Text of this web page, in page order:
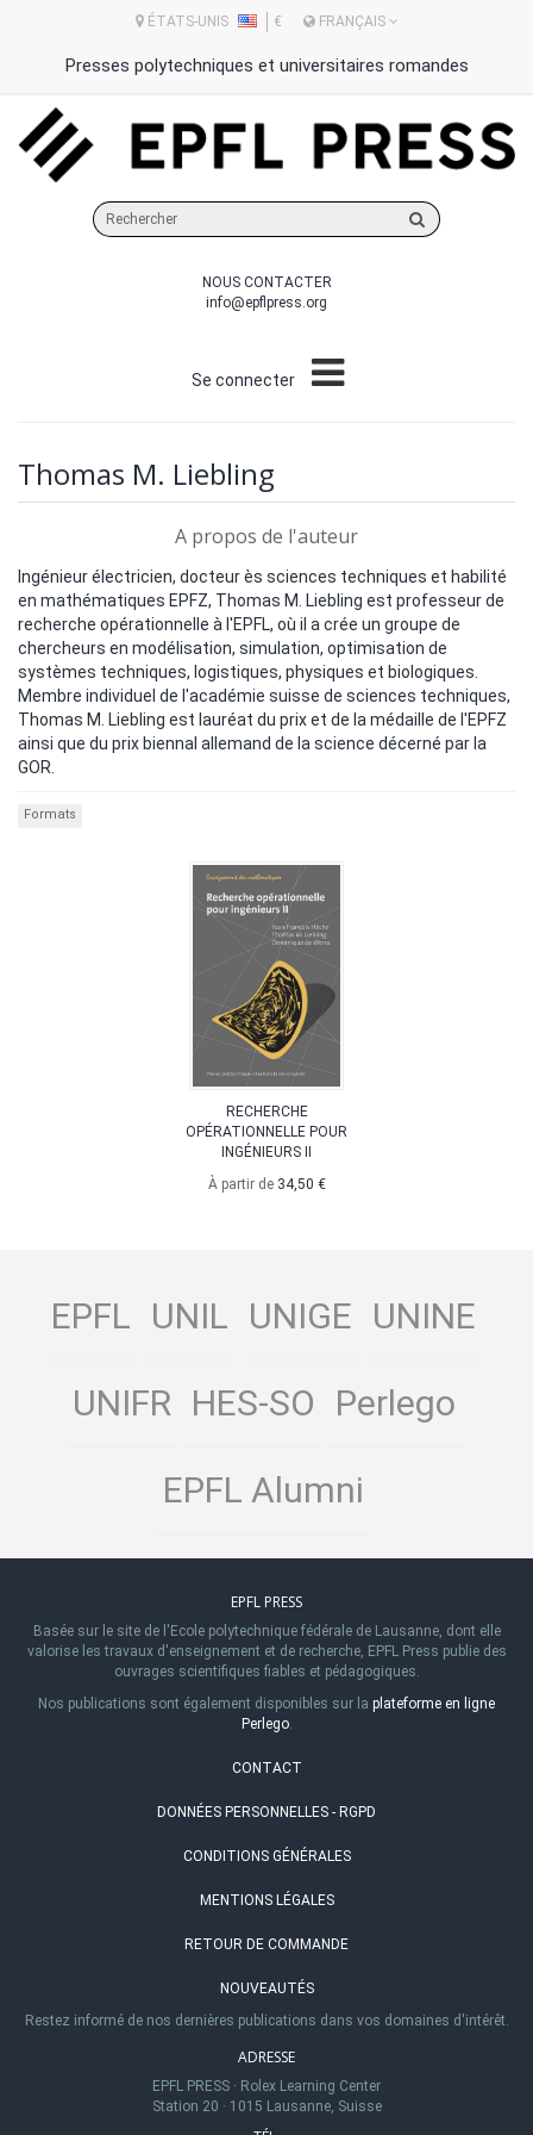
ÉTATS-UNIS € FRANÇAIS
Presses polytechniques et universitaires romandes
sur
site
NOUS CONTACTER
info@epflpress.org
Se connecter
Thomas M. Liebling
A propos de l'auteur
Ingénieur électricien, docteur ès sciences techniques et habilité
en mathématiques EPFZ, Thomas M. Liebling est professeur de
recherche opérationnelle à l'EPFL, où il a crée un groupe de
chercheurs en modélisation, simulation, optimisation de
systèmes techniques, logistiques, physiques et biologiques.
Membre individuel de l'académie suisse de sciences techniques,
Thomas M. Liebling est lauréat du prix et de la médaille de l'EPFZ
ainsi que du prix biennal allemand de la science décerné par la
GOR.
Formats
RECHERCHE
OPÉRATIONNELLE POUR
INGÉNIEURS II
À partir de 34,50 €
EPFL UNIL UNIGE UNINE
UNIFR HES-SO Perlego
EPFL Alumni
EPFL PRESS
Basée sur le site de l'Ecole polytechnique fédérale de Lausanne, dont elle
valorise les travaux d'enseignement et de recherche, EPFL Press publie des
ouvrages scientifiques fiables et pédagogiques.
Nos publications sont également disponibles sur la plateforme en ligne
Perlego.
CONTACT
DONNÉES PERSONNELLES - RGPD
CONDITIONS GÉNÉRALES
MENTIONS LÉGALES
RETOUR DE COMMANDE
NOUVEAUTÉS
Restez informé de nos dernières publications dans vos domaines d'intérêt.
ADRESSE
EPFL PRESS · Rolex Learning Center
Station 20 · 1015 Lausanne, Suisse